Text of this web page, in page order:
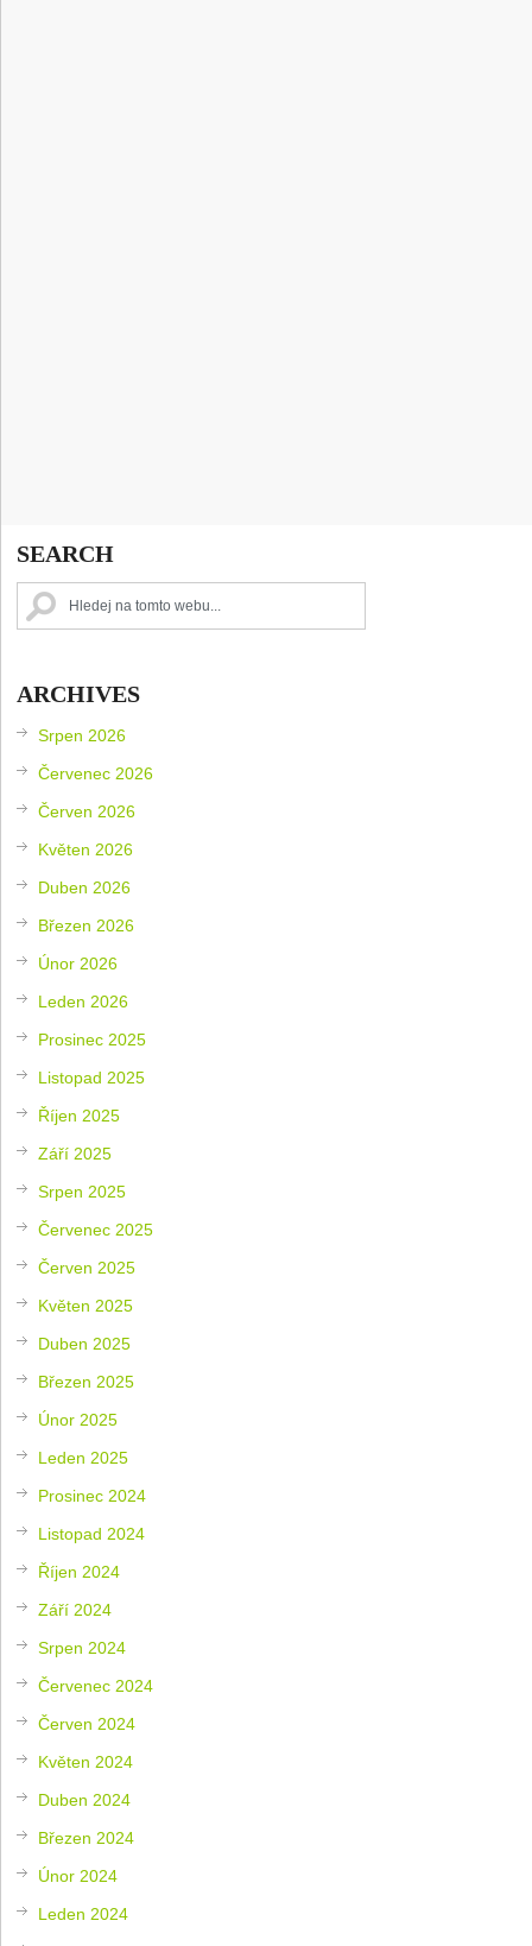
SEARCH
ARCHIVES
Srpen 2026
Červenec 2026
Červen 2026
Květen 2026
Duben 2026
Březen 2026
Únor 2026
Leden 2026
Prosinec 2025
Listopad 2025
Říjen 2025
Září 2025
Srpen 2025
Červenec 2025
Červen 2025
Květen 2025
Duben 2025
Březen 2025
Únor 2025
Leden 2025
Prosinec 2024
Listopad 2024
Říjen 2024
Září 2024
Srpen 2024
Červenec 2024
Červen 2024
Květen 2024
Duben 2024
Březen 2024
Únor 2024
Leden 2024